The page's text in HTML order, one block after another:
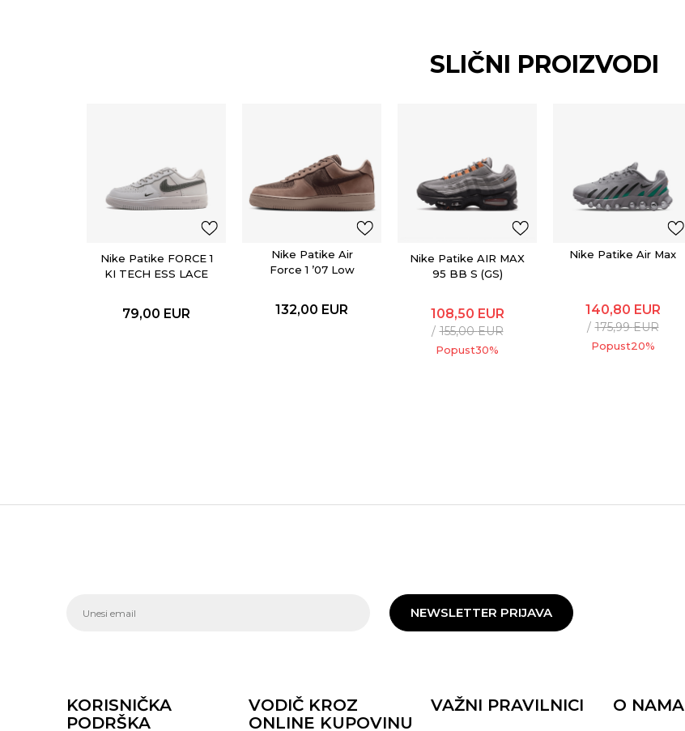
SLIČNI PROIZVODI
Nike Patike FORCE 1
KI TECH ESS LACE
79,00 EUR
Nike Patike Air
Force 1 ’07 Low
132,00 EUR
Nike Patike AIR MAX
95 BB S (GS)
108,50 EUR
155,00EUR
Popust30%
Nike Patike Air Max
140,80 EUR
175,99EUR
Popust20%
NEWSLETTER PRIJAVA
KORISNIČKA
PODRŠKA
VODIČ KROZ
ONLINE KUPOVINU
VAŽNI PRAVILNICI O NAMA